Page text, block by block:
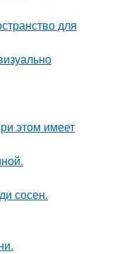
для
этом имеет
сосен.